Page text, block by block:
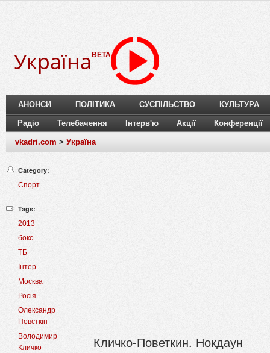
Україна BETA
АНОНСИ ПОЛІТИКА СУСПІЛЬСТВО КУЛЬТУРА
Радіо Телебачення Інтерв'ю Акції Конференції
vkadri.com > Україна
Category:
Спорт
Tags:
2013
бокс
ТБ
Інтер
Москва
Росія
Олександр
Повєткін
Володимир
Кличко
Кличко-Поветкин. Нокдаун